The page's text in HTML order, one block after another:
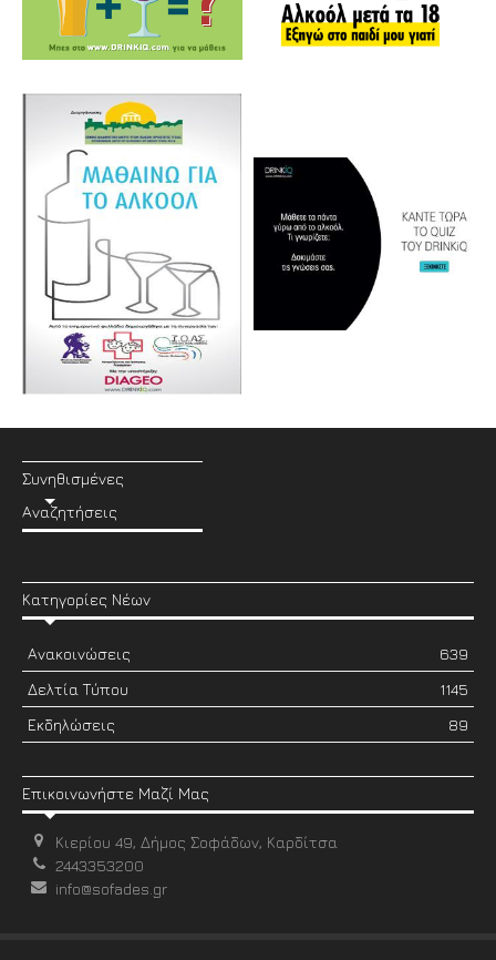
Συνηθισμένες
Αναζητήσεις
Κατηγορίες Νέων
Ανακοινώσεις
639
Δελτία Τύπου
1145
Εκδηλώσεις
89
Επικοινωνήστε Μαζί Μας
Κιερίου 49, Δήμος Σοφάδων, Καρδίτσα
2443353200
info@sofades.gr